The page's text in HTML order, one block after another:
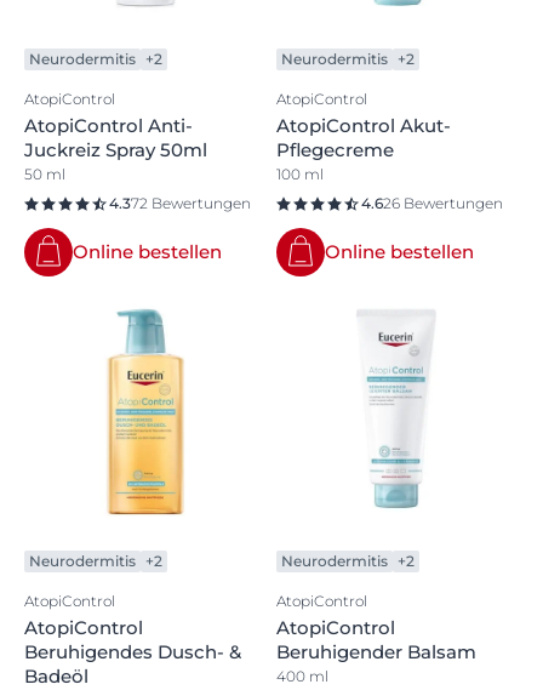
Neurodermitis +2
AtopiControl
AtopiControl Anti-
Juckreiz Spray 50ml
50 ml
4.372 Bewertungen
Online bestellen
Neurodermitis +2
AtopiControl
AtopiControl Akut-
Pflegecreme
100 ml
4.626 Bewertungen
Online bestellen
Neurodermitis +2
AtopiControl
AtopiControl
Beruhigendes Dusch- &
Badeöl
Neurodermitis +2
AtopiControl
AtopiControl
Beruhigender Balsam
400 ml